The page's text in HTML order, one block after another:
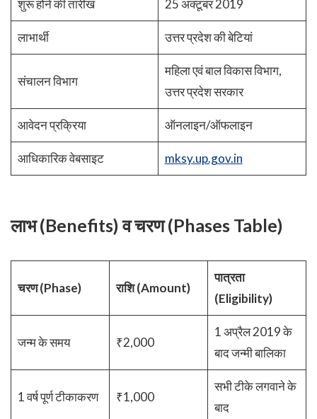
शुरू होने की तारीख 25 अक्टूबर 2019
लाभार्थी उत्तर प्रदेश की बेटियां
संचालन विभाग
महिला एवं बाल विकास विभाग,
उत्तर प्रदेश सरकार
आवेदन प्रक्रिया ऑनलाइन/ऑफलाइन
आधिकारिक वेबसाइट mksy.up.gov.in
लाभ (Benefits) व चरण (Phases Table)
चरण (Phase) राशि (Amount)
पात्रता
(Eligibility)
जन्म के समय ₹2,000
1 अप्रैल 2019 के
बाद जन्मी बालिका
1 वर्ष पूर्ण टीकाकरण ₹1,000
सभी टीके लगवाने के
बाद